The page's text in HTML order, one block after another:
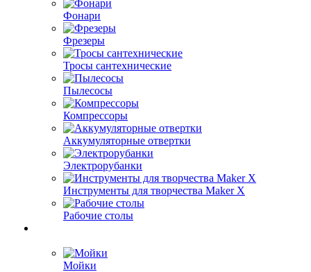
Фонари
Фрезеры
Тросы сантехнические
Пылесосы
Компрессоры
Аккумуляторные отвертки
Электрорубанки
Инструменты для творчества Maker X
Рабочие столы
Мойки